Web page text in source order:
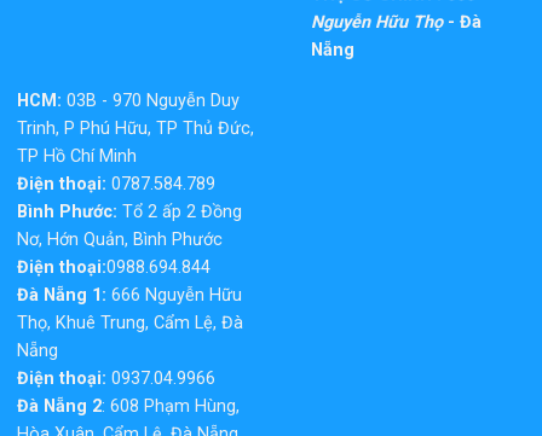
Nguyễn Hữu Thọ- Đà
Nẵng
HCM: 03B - 970 Nguyễn Duy
Trinh, P Phú Hữu, TP Thủ Đức,
TP Hồ Chí Minh
Điện thoại: 0787.584.789
Bình Phước: Tổ 2 ấp 2 Đồng
Nơ, Hớn Quản, Bình Phước
Điện thoại:0988.694.844
Đà Nẵng 1: 666 Nguyễn Hữu
Thọ, Khuê Trung, Cẩm Lệ, Đà
Nẵng
Điện thoại: 0937.04.9966
Đà Nẵng 2: 608 Phạm Hùng,